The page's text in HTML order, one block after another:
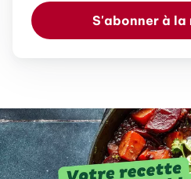
S'abonner à